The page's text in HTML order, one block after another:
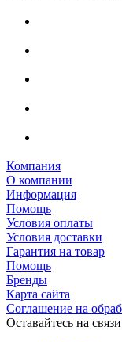
Компания
О компании
Информация
Помощь
Условия оплаты
Условия доставки
Гарантия на товар
Помощь
Бренды
Карта сайта
Соглашение на
Оставайтесь на связи